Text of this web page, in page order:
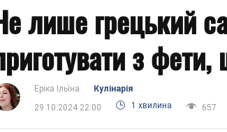
лише грецький
з
Еріка Ільїна
Кулінарія
29.10.2024 22:00
1 хвилина 657